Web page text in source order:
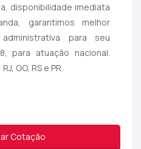
disponibilidade imediata
garantimos melhor
para seu
para atuação nacional.
GO, RS e PR.
Cotação